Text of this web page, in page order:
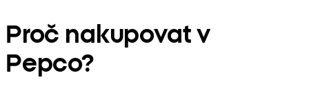
Proč nakupovat v
Pepco?